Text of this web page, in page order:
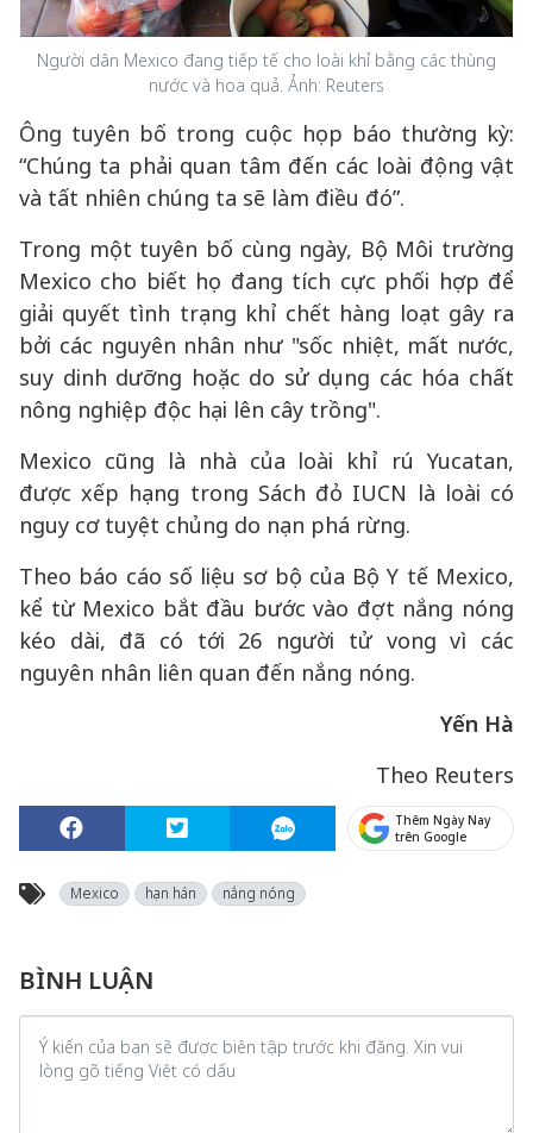
Người dân Mexico đang tiếp tế cho loài khỉ bằng các thùng
nước và hoa quả. Ảnh: Reuters
Ông tuyên bố trong cuộc họp báo thường kỳ:
“Chúng ta phải quan tâm đến các loài động vật
và tất nhiên chúng ta sẽ làm điều đó”.
Trong một tuyên bố cùng ngày, Bộ Môi trường
Mexico cho biết họ đang tích cực phối hợp để
giải quyết tình trạng khỉ chết hàng loạt gây ra
bởi các nguyên nhân như "sốc nhiệt, mất nước,
suy dinh dưỡng hoặc do sử dụng các hóa chất
nông nghiệp độc hại lên cây trồng".
Mexico cũng là nhà của loài khỉ rú Yucatan,
được xếp hạng trong Sách đỏ IUCN là loài có
nguy cơ tuyệt chủng do nạn phá rừng.
Theo báo cáo số liệu sơ bộ của Bộ Y tế Mexico,
kể từ Mexico bắt đầu bước vào đợt nắng nóng
kéo dài, đã có tới 26 người tử vong vì các
nguyên nhân liên quan đến nắng nóng.
Yến Hà
Theo Reuters
Thêm Ngày Nay
trên Google
Mexico hạn hán nắng nóng
BÌNH LUẬN